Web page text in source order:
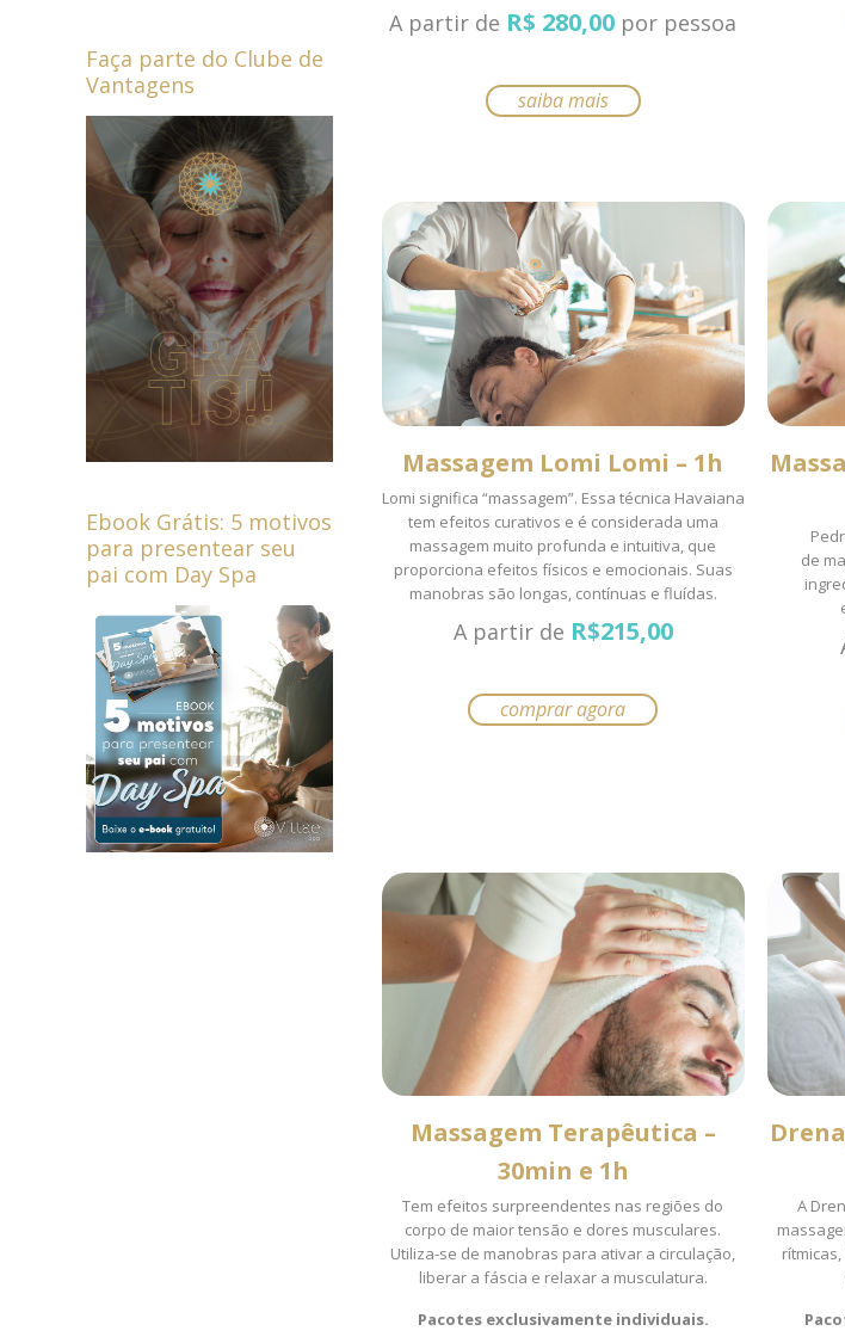
A partir de R$ 280,00 por pessoa
saiba mais
Este
várias
variantes.
As
opções
podem
ser
escolhidas
na
página
do
produto
Massagem Lomi Lomi – 1h
Lomi significa “massagem”. Essa técnica Havaiana
tem efeitos curativos e é considerada uma
massagem muito profunda e intuitiva, que
proporciona efeitos físicos e emocionais. Suas
manobras são longas, contínuas e fluídas.
A partir de R$215,00
comprar agora
de
Massagem Terapêutica –
30min e 1h
Tem efeitos surpreendentes nas regiões do
corpo de maior tensão e dores musculares.
Utiliza-se de manobras para ativar a circulação,
liberar a fáscia e relaxar a musculatura.
Pacotes exclusivamente individuais.
A
Faça parte do Clube de
Vantagens
Ebook Grátis: 5 motivos
para presentear seu
pai com Day Spa